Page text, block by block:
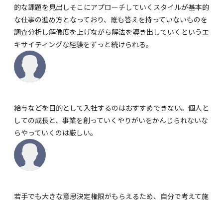
的な課題を見出しそこにアプローチしていくスタイルが基本的
な仕事の進め方となっており、誰も答えを持っていないものを
調査分析し解像度を上げながら解法を導き出していくというエ
キサイティングな経験をずっと続けられる。
給与などを目的として入社するのはおすすめできない。個人と
しての成長と、事業を創っていくやりがいをかんじられないな
らやっていくのは厳しい。
若手でも大きな意思決定権限がもらえるため、自分で考えて施